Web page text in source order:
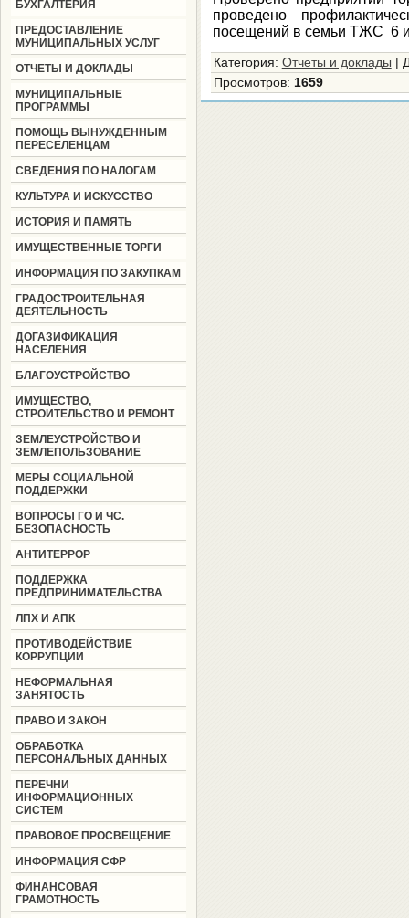
БУХГАЛТЕРИЯ
ПРЕДОСТАВЛЕНИЕ
МУНИЦИПАЛЬНЫХ УСЛУГ
ОТЧЕТЫ И ДОКЛАДЫ
МУНИЦИПАЛЬНЫЕ
ПРОГРАММЫ
ПОМОЩЬ ВЫНУЖДЕННЫМ
ПЕРЕСЕЛЕНЦАМ
СВЕДЕНИЯ ПО НАЛОГАМ
КУЛЬТУРА И ИСКУССТВО
ИСТОРИЯ И ПАМЯТЬ
ИМУЩЕСТВЕННЫЕ ТОРГИ
ИНФОРМАЦИЯ ПО ЗАКУПКАМ
ГРАДОСТРОИТЕЛЬНАЯ
ДЕЯТЕЛЬНОСТЬ
ДОГАЗИФИКАЦИЯ
НАСЕЛЕНИЯ
БЛАГОУСТРОЙСТВО
ИМУЩЕСТВО,
СТРОИТЕЛЬСТВО И РЕМОНТ
ЗЕМЛЕУСТРОЙСТВО И
ЗЕМЛЕПОЛЬЗОВАНИЕ
МЕРЫ СОЦИАЛЬНОЙ
ПОДДЕРЖКИ
ВОПРОСЫ ГО И ЧС.
БЕЗОПАСНОСТЬ
АНТИТЕРРОР
ПОДДЕРЖКА
ПРЕДПРИНИМАТЕЛЬСТВА
ЛПХ И АПК
ПРОТИВОДЕЙСТВИЕ
КОРРУПЦИИ
НЕФОРМАЛЬНАЯ
ЗАНЯТОСТЬ
ПРАВО И ЗАКОН
ОБРАБОТКА
ПЕРСОНАЛЬНЫХ ДАННЫХ
ПЕРЕЧНИ
ИНФОРМАЦИОННЫХ
СИСТЕМ
ПРАВОВОЕ ПРОСВЕЩЕНИЕ
ИНФОРМАЦИЯ СФР
ФИНАНСОВАЯ
ГРАМОТНОСТЬ
проведено
посещений в семьи ТЖС 6
Категория: Отчеты и доклады
Просмотров: 1659